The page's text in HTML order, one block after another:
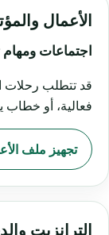
الأعمال
اجتماعات ومهام
قد تتطلب رحلات
فعالية، أو خطاب
تجهيز ملف
الترانزيت